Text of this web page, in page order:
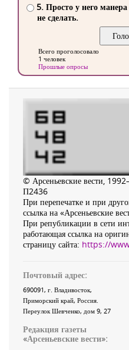
5. Просто у него
не сделать.
Всего проголосовало
1 человек
Прошлые опросы
© Арсеньевские вести,
П2436
При перепечатке и при
ссылка на «Арсеньевские
При републикации в сети
работающая ссылка на
страницу сайта: https://
Почтовый адрес:
690091, г. Владивосток,
Приморский край, Россия
Переулок Шевченко, дом 9, 27
Редакция газеты
«Арсеньевские вести»: